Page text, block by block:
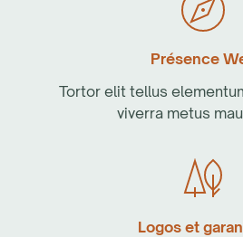
Présence
Tortor elit tellus
viverra metus
Logos et